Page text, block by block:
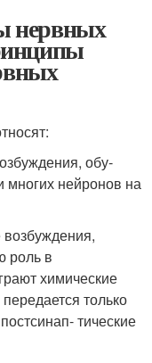
нервных
обу­
многих нейронов на
роль в
химические
только
тические